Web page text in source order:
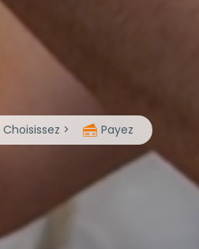
Choisissez > Payez